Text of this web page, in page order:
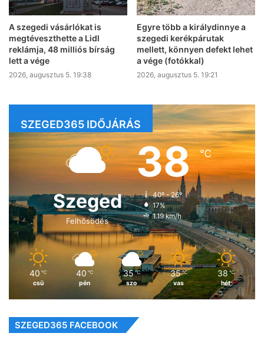
A szegedi vásárlókat is
megtéveszthette a Lidl
reklámja, 48 milliós bírság
lett a vége
2026, augusztus 5. 19:38
Egyre több a királydinnye a
szegedi kerékpárutak
mellett, könnyen defekt lehet
a vége (fotókkal)
2026, augusztus 5. 19:21
SZEGED365 IDŐJÁRÁS
Szeged
Felhősödés
38℃
40º - 26º
17%
1.19 km/h
40 ℃
csü
40 ℃
pén
35 ℃
szo
35 ℃
vas
38 ℃
hét
SZEGED365 FACEBOOK